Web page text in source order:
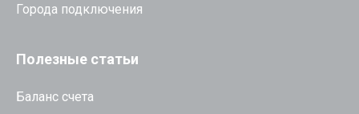
Города подключения
Полезные статьи
Баланс счета